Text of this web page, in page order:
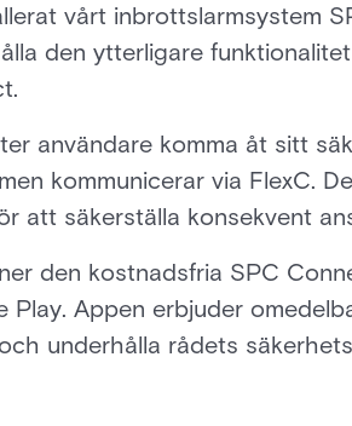
vårt inbrottslarmsystem
den ytterligare
användare komma åt sitt
kommunicerar via FlexC.
att säkerställa konsekvent
den kostnadsfria SPC
Appen erbjuder
underhålla rådets